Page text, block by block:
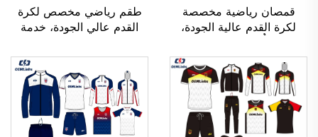
قمصان رياضية مخصصة
لكرة القدم عالية الجودة،
الطلب (OEM)، وقمصان
فريق كرة القدم، وملابس
كرة القدم، وقمصان رياضية
مخصصة لكرة القدم
طقم رياضي مخصص لكرة
القدم عالي الجودة، خدمة
قمصان رياضية مخصصة
لكرة القدم، أطقم زي رياضي
لكرة القدم، قمصان رياضية
مصنوعة باستخدام تقنية
التسامي